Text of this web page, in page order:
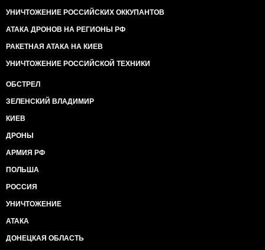
УНИЧТОЖЕНИЕ РОССИЙСКИХ ОККУПАНТОВ
АТАКА ДРОНОВ НА РЕГИОНЫ РФ
РАКЕТНАЯ АТАКА НА КИЕВ
УНИЧТОЖЕНИЕ РОССИЙСКОЙ ТЕХНИКИ
ОБСТРЕЛ
ЗЕЛЕНСКИЙ ВЛАДИМИР
КИЕВ
ДРОНЫ
АРМИЯ РФ
ПОЛЬША
РОССИЯ
УНИЧТОЖЕНИЕ
АТАКА
ДОНЕЦКАЯ ОБЛАСТЬ